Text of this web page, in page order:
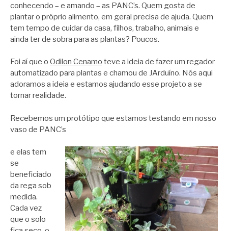
conhecendo – e amando – as PANC’s. Quem gosta de
plantar o próprio alimento, em geral precisa de ajuda. Quem
tem tempo de cuidar da casa, filhos, trabalho, animais e
ainda ter de sobra para as plantas? Poucos.
Foi aí que o Odilon Cenamo teve a ideia de fazer um regador
automatizado para plantas e chamou de JArduíno. Nós aqui
adoramos a ideia e estamos ajudando esse projeto a se
tornar realidade.
Recebemos um protótipo que estamos testando em nosso
vaso de PANC’s
e elas tem
se
beneficiado
da rega sob
medida.
Cada vez
que o solo